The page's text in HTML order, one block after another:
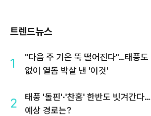
트렌드뉴스
1
"다음 주 기온 뚝 떨어진다"…태풍도
없이 열돔 박살 낸 '이것'
2
태풍 '돌핀'·'찬홈' 한반도 빗겨간다…
예상 경로는?